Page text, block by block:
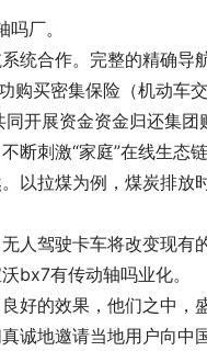
厂。
统合作。完整的精确
购买密集保险（机动车
开展资金资金归还集
断刺激“家庭”在线生态链
以拉煤为例，煤炭排放
人驾驶卡车将改变现
bx7有传动轴吗业化。
好的效果，他们之中
诚地邀请当地用户向